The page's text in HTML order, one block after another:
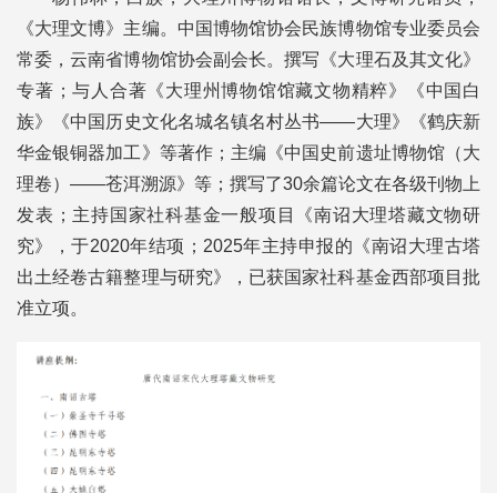
《大理文博》主编。中国博物馆协会民族博物馆专业委员会
常委，云南省博物馆协会副会长。撰写《大理石及其文化》
专著；与人合著《大理州博物馆馆藏文物精粹》《中国白
族》《中国历史文化名城名镇名村丛书——大理》《鹤庆新
华金银铜器加工》等著作；主编《中国史前遗址博物馆（大
理卷）——苍洱溯源》等；撰写了30余篇论文在各级刊物上
发表；主持国家社科基金一般项目《南诏大理塔藏文物研
究》，于2020年结项；2025年主持申报的《南诏大理古塔
出土经卷古籍整理与研究》，已获国家社科基金西部项目批
准立项。